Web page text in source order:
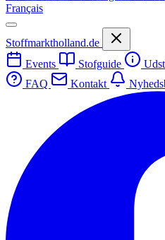
Français
Stoffmarktholland.de
Events
Stofguide
FAQ
Kontakt